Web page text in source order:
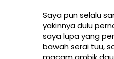
Saya pun selalu
yakinnya dulu
saya lupa yang
bawah serai tuu,